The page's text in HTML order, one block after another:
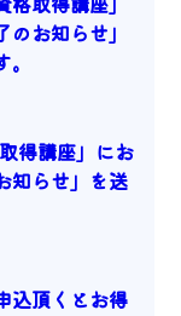
お知らせ」
得講座」にお
知らせ」を送
込頂くとお得